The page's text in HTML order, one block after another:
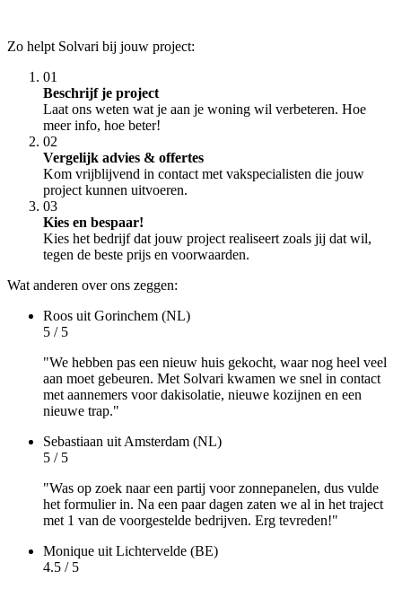
Zo helpt Solvari bij jouw project:
01
Beschrijf je project
Laat ons weten wat je aan je woning wil verbeteren. Hoe
meer info, hoe beter!
02
Vergelijk advies & offertes
Kom vrijblijvend in contact met vakspecialisten die jouw
project kunnen uitvoeren.
03
Kies en bespaar!
Kies het bedrijf dat jouw project realiseert zoals jij dat wil,
tegen de beste prijs en voorwaarden.
Wat anderen over ons zeggen:
Roos uit Gorinchem (NL)
5 / 5
"We hebben pas een nieuw huis gekocht, waar nog heel veel
aan moet gebeuren. Met Solvari kwamen we snel in contact
met aannemers voor dakisolatie, nieuwe kozijnen en een
nieuwe trap."
Sebastiaan uit Amsterdam (NL)
5 / 5
"Was op zoek naar een partij voor zonnepanelen, dus vulde
het formulier in. Na een paar dagen zaten we al in het traject
met 1 van de voorgestelde bedrijven. Erg tevreden!"
Monique uit Lichtervelde (BE)
4.5 / 5